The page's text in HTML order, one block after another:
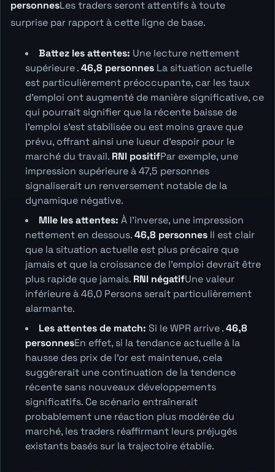
personnesLes traders seront attentifs à toute
surprise par rapport à cette ligne de base.
Battez les attentes: Une lecture nettement
supérieure .46,8 personnes La situation actuelle
est particulièrement préoccupante, car les taux
d'emploi ont augmenté de manière significative, ce
qui pourrait signifier que la récente baisse de
l'emploi s'est stabilisée ou est moins grave que
prévu, offrant ainsi une lueur d'espoir pour le
marché du travail. RNI positifPar exemple, une
impression supérieure à 47,5 personnes
signaliserait un renversement notable de la
dynamique négative.
Mlle les attentes: À l'inverse, une impression
nettement en dessous.46,8 personnes Il est clair
que la situation actuelle est plus précaire que
jamais et que la croissance de l'emploi devrait être
plus rapide que jamais. RNI négatifUne valeur
inférieure à 46,0 Persons serait particulièrement
alarmante.
Les attentes de match: Si le WPR arrive .46,8
personnesEn effet, si la tendance actuelle à la
hausse des prix de l'or est maintenue, cela
suggérerait une continuation de la tendence
récente sans nouveaux développements
significatifs. Ce scénario entraînerait
probablement une réaction plus modérée du
marché, les traders réaffirmant leurs préjugés
existants basés sur la trajectoire établie.